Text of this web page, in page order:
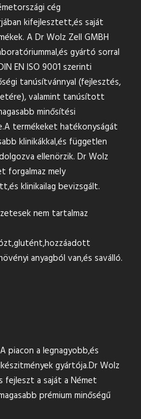
cég
kifejlesztett,és saját
A Dr Wolz Zell GMBH
gyártó sorral
EN ISO 9001 szerinti
tanúsítvánnyal (fejlesztés,
valamint tanúsított
minősítési
termékeket hatékonyságát
klinikákkal,és független
ellenörzik. Dr Wolz
forgalmaz mely
klinikailag bevizsgált.
nem tartalmaz
anyagból van,és saválló.
piacon a legnagyobb,és
gyártója.Dr Wolz
fejleszt a saját a Német
prémium minőségű